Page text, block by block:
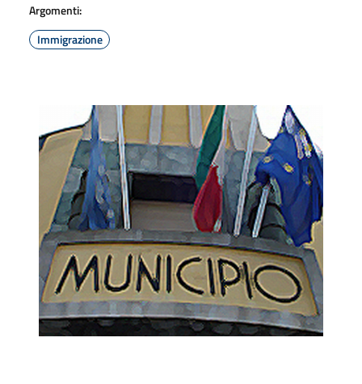
Argomenti:
Immigrazione